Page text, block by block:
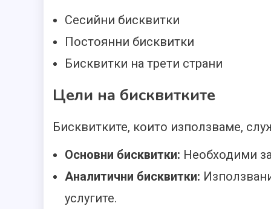
Сесийни бисквитки
Постоянни бисквитки
Бисквитки на трети страни
Цели на бисквитките
Бисквитките, които използваме,
Основни бисквитки: Необходими
Аналитични бисквитки:
услугите.